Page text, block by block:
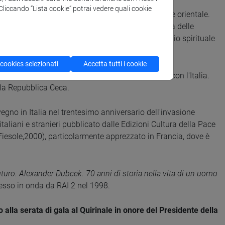
prima edizione critica.
leader democratico dell'Europa centrale e orientale.
cerimonia nella sede centrale dell'Accademia delle
erede del patrimonio spirituale
della Repubblica Ceca per i rapporti con l'Italia.
Repubblica Ceca.
in Italia nel trentesimo anniversario dell'invasione
e stranieri pubblicato dalle Edizioni Cultura della Pace
particolarmente apprezzato in Francia, dove è
Alexander Dubcek. 70 anni di storia nella vita di un uomo
in onda da RAI 2 nel 1998.
serata di gala al Quirinale in onore del Presidente della
“Lista cookie” potrai vedere quali cookie
selezionati Accetta tutti i cookie